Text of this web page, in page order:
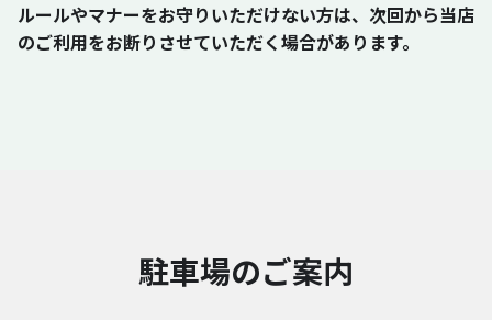
ルールやマナーをお守りいただけない方は、次回から当店
のご利用をお断りさせていただく場合があります。
駐車場のご案内